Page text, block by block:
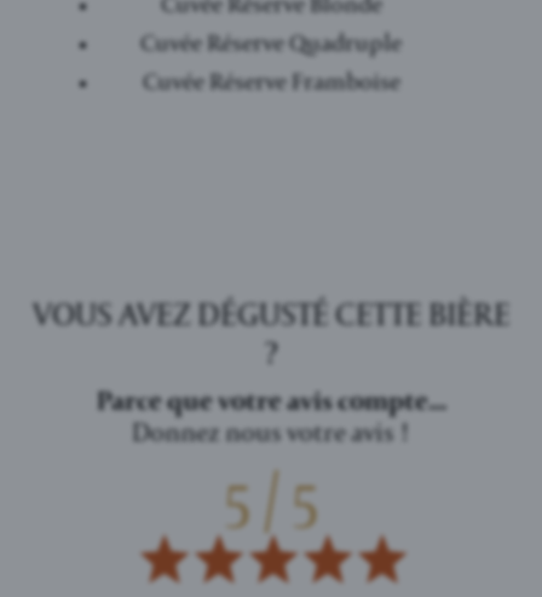
Cuvée Réserve Quadruple
Cuvée Réserve Framboise
VOUS AVEZ DÉGUSTÉ CETTE BIÈRE
?
Parce que votre avis compte...
Donnez nous votre avis !
5 / 5